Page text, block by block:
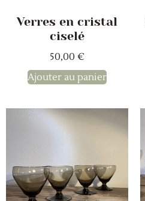
Verres en cristal
ciselé
50,00 €
Ajouter au panier